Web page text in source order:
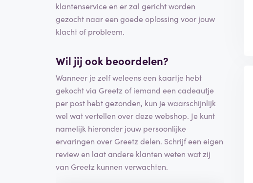
klantenservice en er zal gericht worden
gezocht naar een goede oplossing voor jouw
klacht of probleem.
Wil jij ook beoordelen?
Wanneer je zelf weleens een kaartje hebt
gekocht via Greetz of iemand een cadeautje
per post hebt gezonden, kun je waarschijnlijk
wel wat vertellen over deze webshop. Je kunt
namelijk hieronder jouw persoonlijke
ervaringen over Greetz delen. Schrijf een eigen
review en laat andere klanten weten wat zij
van Greetz kunnen verwachten.